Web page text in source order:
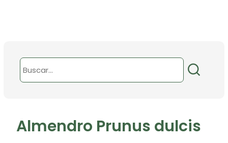
Almendro Prunus dulcis